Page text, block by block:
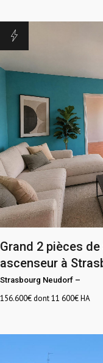
Grand 2 pièces
ascenseur à
Strasbourg Neudorf –
156.600€ dont 11 600€ HA